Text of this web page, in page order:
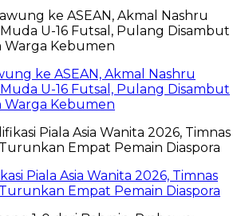
ke ASEAN, Akmal Nashru
U-16 Futsal, Pulang Disambut
Warga Kebumen
Piala Asia Wanita 2026, Timnas
Empat Pemain Diaspora